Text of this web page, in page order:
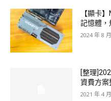
【顯卡
記憶體，
2024 年 8
[整理
資費方案
2021 年 4